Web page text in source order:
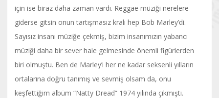
için ise biraz daha zaman vardı. Reggae müziği nerelere
giderse gitsin onun tartışmasız kralı hep Bob Marley’di.
Sayısız insanı müziğe çekmiş, bizim insanımızın yabancı
müziği daha bir sever hale gelmesinde önemli figürlerden
biri olmuştu. Ben de Marley’i her ne kadar seksenli yılların
ortalarına doğru tanımış ve sevmiş olsam da, onu
keşfettiğim albüm “Natty Dread” 1974 yılında çıkmıştı.